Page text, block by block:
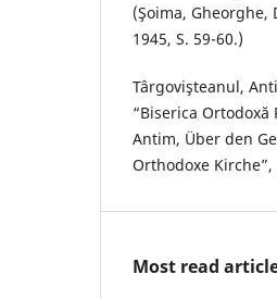
(Şoima,
1945, S. 59-60.)
Târgovişteanul,
“Biserica Ortodoxă
Antim, Über den
Orthodoxe Kirche”,
Most read